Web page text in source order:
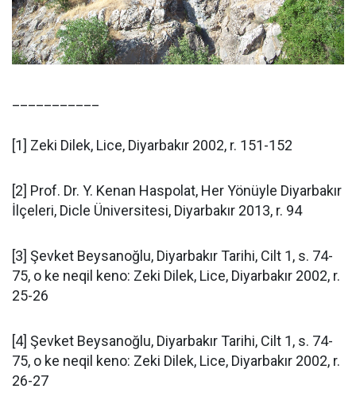
[1] Zeki Dilek, Lice, Diyarbakır 2002, r. 151-152
[2] Prof. Dr. Y. Kenan Haspolat, Her Yönüyle Diyarbakır
İlçeleri, Dicle Üniversitesi, Diyarbakır 2013, r. 94
[3] Şevket Beysanoğlu, Diyarbakır Tarihi, Cilt 1, s. 74-
75, o ke neqil keno: Zeki Dilek, Lice, Diyarbakır 2002, r.
25-26
[4] Şevket Beysanoğlu, Diyarbakır Tarihi, Cilt 1, s. 74-
75, o ke neqil keno: Zeki Dilek, Lice, Diyarbakır 2002, r.
26-27